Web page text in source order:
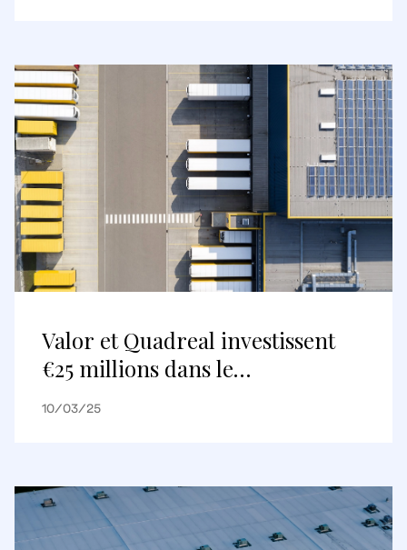
Valor et Quadreal investissent
€25 millions dans le
développement d’un parc
à €250 millions
10/03/25